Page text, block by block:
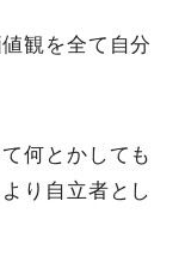
観を全て自分
何とかしても
り自立者とし